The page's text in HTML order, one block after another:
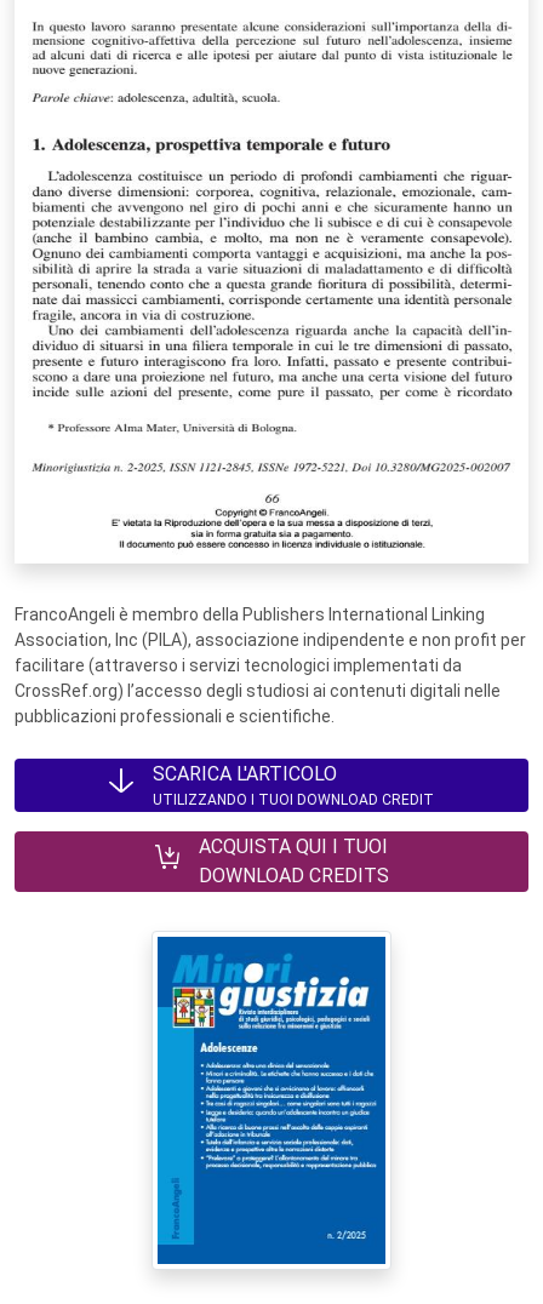
FrancoAngeli è membro della Publishers International Linking
Association, Inc (PILA), associazione indipendente e non profit per
facilitare (attraverso i servizi tecnologici implementati da
CrossRef.org) l’accesso degli studiosi ai contenuti digitali nelle
pubblicazioni professionali e scientifiche.
SCARICA L'ARTICOLO
UTILIZZANDO I TUOI DOWNLOAD CREDIT
ACQUISTA QUI I TUOI
DOWNLOAD CREDITS